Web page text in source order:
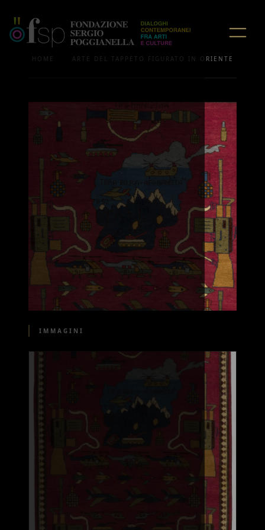
HOME ARTE DEL TAPPETO FIGURATO IN ORIENTE
IMMAGINI